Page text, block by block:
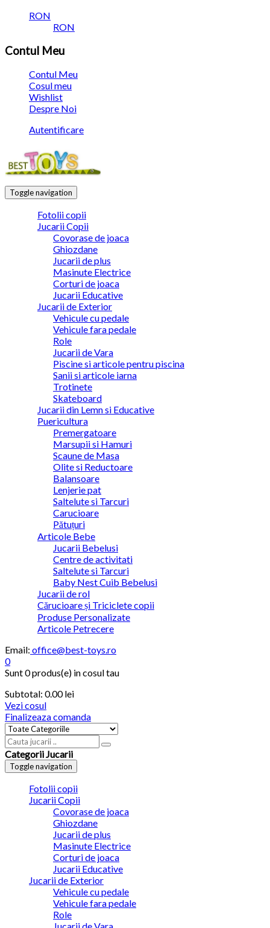
RON
RON
Contul Meu
Contul Meu
Cosul meu
Wishlist
Despre Noi
Autentificare
Toggle navigation
Fotolii copii
Jucarii Copii
Covorase de joaca
Ghiozdane
Jucarii de plus
Masinute Electrice
Corturi de joaca
Jucarii Educative
Jucarii de Exterior
Vehicule cu pedale
Vehicule fara pedale
Role
Jucarii de Vara
Piscine si articole pentru piscina
Sanii si articole iarna
Trotinete
Skateboard
Jucarii din Lemn si Educative
Puericultura
Premergatoare
Marsupii si Hamuri
Scaune de Masa
Olite si Reductoare
Balansoare
Lenjerie pat
Saltelute si Tarcuri
Carucioare
Pătuțuri
Articole Bebe
Jucarii Bebelusi
Centre de activitati
Saltelute si Tarcuri
Baby Nest Cuib Bebelusi
Jucarii de rol
Cărucioare și Triciclete copii
Produse Personalizate
Articole Petrecere
Email: office@best-toys.ro
0
Sunt0 produs(e) in cosul tau
Subtotal: 0.00 lei
Vezi cosul
Finalizeaza comanda
Categorii Jucarii
Toggle navigation
Fotolii copii
Jucarii Copii
Covorase de joaca
Ghiozdane
Jucarii de plus
Masinute Electrice
Corturi de joaca
Jucarii Educative
Jucarii de Exterior
Vehicule cu pedale
Vehicule fara pedale
Role